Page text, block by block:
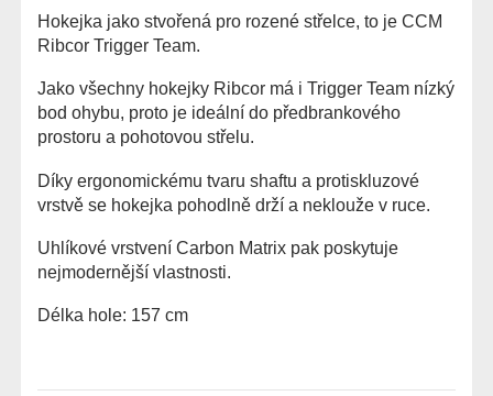
Hokejka jako stvořená pro rozené střelce, to je CCM
Ribcor Trigger Team.
Jako všechny hokejky Ribcor má i Trigger Team nízký
bod ohybu, proto je ideální do předbrankového
prostoru a pohotovou střelu.
Díky ergonomickému tvaru shaftu a protiskluzové
vrstvě se hokejka pohodlně drží a neklouže v ruce.
Uhlíkové vrstvení Carbon Matrix pak poskytuje
nejmodernější vlastnosti.
Délka hole: 157 cm